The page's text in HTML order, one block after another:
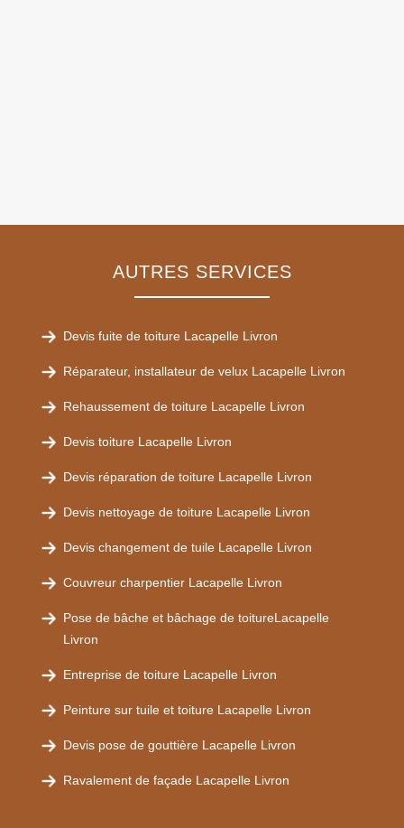
AUTRES SERVICES
Devis fuite de toiture Lacapelle Livron
Réparateur, installateur de velux Lacapelle Livron
Rehaussement de toiture Lacapelle Livron
Devis toiture Lacapelle Livron
Devis réparation de toiture Lacapelle Livron
Devis nettoyage de toiture Lacapelle Livron
Devis changement de tuile Lacapelle Livron
Couvreur charpentier Lacapelle Livron
Pose de bâche et bâchage de toitureLacapelle
Livron
Entreprise de toiture Lacapelle Livron
Peinture sur tuile et toiture Lacapelle Livron
Devis pose de gouttière Lacapelle Livron
Ravalement de façade Lacapelle Livron